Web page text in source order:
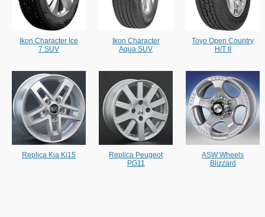
Ikon Character Ice
7 SUV
Ikon Character
Aqua SUV
Toyo Open Country
H/T II
Replica Kia Ki15
Replica Peugeot
PG11
ASW Wheels
Blizzard